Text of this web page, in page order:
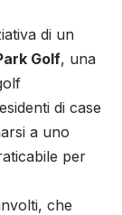
di un
Golf, una
di case
a uno
per
che